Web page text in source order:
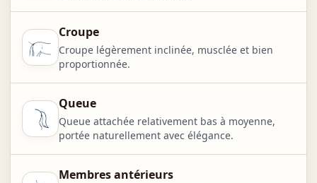
Croupe
Croupe légèrement inclinée, musclée et bien
proportionnée.
Queue
Queue attachée relativement bas à moyenne,
portée naturellement avec élégance.
Membres antérieurs